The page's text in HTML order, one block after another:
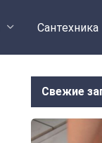
Сантехника
Свежие